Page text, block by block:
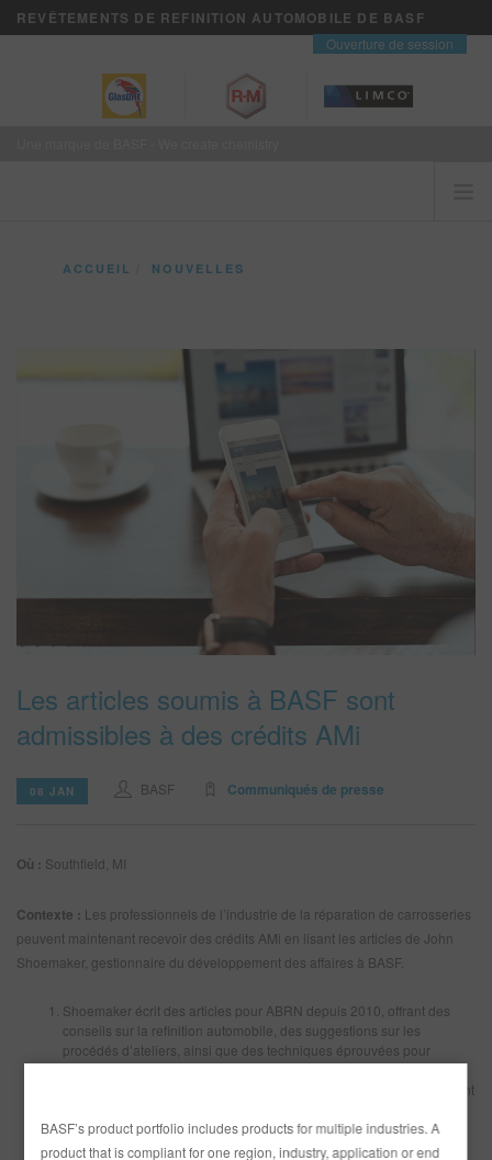
REVÊTEMENTS DE REFINITION AUTOMOBILE DE BASF
Ouverture de session
VISION+ SERVICES D’AFFAIRES
REFINITY
ACCUEIL
NOUVELLES
Les articles soumis à BASF sont
admissibles à des crédits AMi
08 JAN BASF Communiqués de presse
Où : Southfield, MI
Contexte : Les professionnels de l’industrie de la réparation de carrosseries
peuvent maintenant recevoir des crédits AMi en lisant les articles de John
Shoemaker, gestionnaire du développement des affaires à BASF.
Shoemaker écrit des articles pour ABRN depuis 2010, offrant des
conseils sur la refinition automobile, des suggestions sur les
procédés d’ateliers, ainsi que des techniques éprouvées pour
améliorer les méthodes de travail et la rentabilité des ateliers de
carrosserie. En 2019, il s’est associé à Ami (Automotive Management
informatifs et qui répondent à un bref quiz.
BASF’s product portfolio includes products for multiple industries. A
product that is compliant for one region, industry, application or end